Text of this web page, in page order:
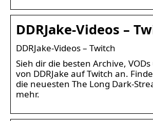
DDRJake-Videos –
DDRJake-Videos – Twitch
Sieh dir die besten Archive,
von DDRJake auf Twitch an.
die neuesten The Long Dark-
mehr.